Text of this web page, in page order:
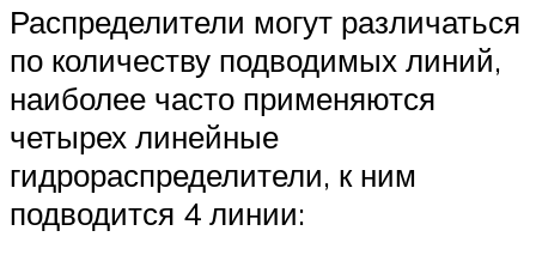
Распределители могут различаться
по количеству подводимых линий,
наиболее часто применяются
четырех линейные
гидрораспределители, к ним
подводится 4 линии: